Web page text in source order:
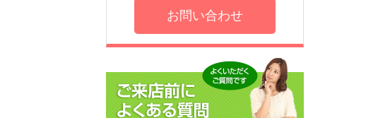
お問い合わせ